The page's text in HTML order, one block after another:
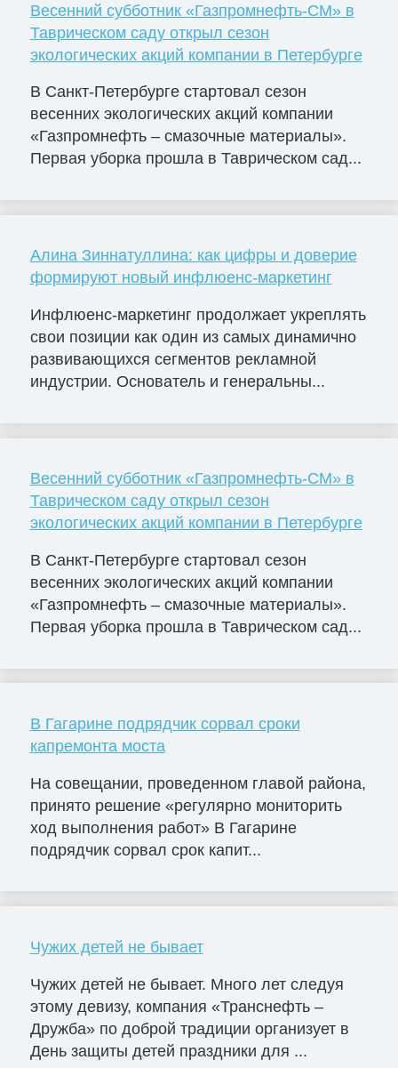
Весенний субботник «Газпромнефть-СМ» в
Таврическом саду открыл сезон
экологических акций компании в Петербурге
В Санкт-Петербурге стартовал сезон
весенних экологических акций компании
«Газпромнефть – смазочные материалы».
Первая уборка прошла в Таврическом сад...
Алина Зиннатуллина: как цифры и доверие
формируют новый инфлюенс-маркетинг
Инфлюенс-маркетинг продолжает укреплять
свои позиции как один из самых динамично
развивающихся сегментов рекламной
индустрии. Основатель и генеральны...
Весенний субботник «Газпромнефть-СМ» в
Таврическом саду открыл сезон
экологических акций компании в Петербурге
В Санкт-Петербурге стартовал сезон
весенних экологических акций компании
«Газпромнефть – смазочные материалы».
Первая уборка прошла в Таврическом сад...
В Гагарине подрядчик сорвал сроки
капремонта моста
На совещании, проведенном главой района,
принято решение «регулярно мониторить
ход выполнения работ» В Гагарине
подрядчик сорвал срок капит...
Чужих детей не бывает
Чужих детей не бывает. Много лет следуя
этому девизу, компания «Транснефть –
Дружба» по доброй традиции организует в
День защиты детей праздники для ...